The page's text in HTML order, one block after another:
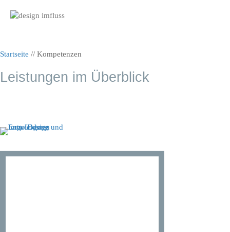
Startseite // Kompetenzen
Leistungen im Überblick